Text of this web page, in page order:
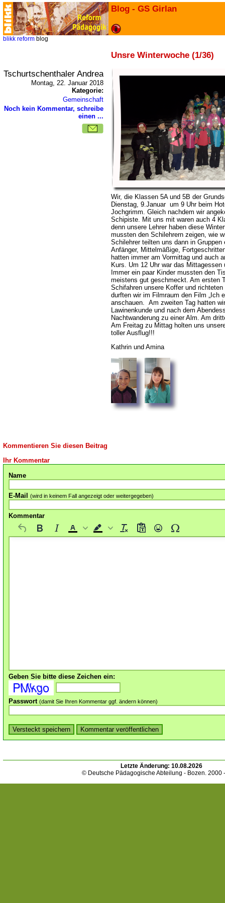
Blog - GS Girlan
blikk reform blog
Unsre Winterwoche (1/36)
Tschurtschenthaler Andrea
Montag, 22. Januar 2018
Kategorie:
Gemeinschaft
Noch kein Kommentar, schreibe
einen ...
Wir, die Klassen 5A und 5B der
Dienstag, 9.Januar um 9 Uhr beim
Jochgrimm. Gleich nachdem wir
Schipiste. Mit uns mit waren auch 4
denn unsere Lehrer haben diese
mussten den Schilehrern zeigen, wie
Schilehrer teilten uns dann in
Anfänger, Mittelmäßige,
hatten immer am Vormittag und auch
Kurs. Um 12 Uhr war das
Immer ein paar Kinder mussten den
meistens gut geschmeckt. Am ersten
Schifahren unsere Koffer und
durften wir im Filmraum den Film „Ich
anschauen. Am zweiten Tag hatten
Lawinenkunde und nach dem
Nachtwanderung zu einer Alm. Am
Am Freitag zu Mittag holten uns
toller Ausflug!!!
Kathrin und Amina
Kommentieren Sie diesen Beitrag
Ihr Kommentar
Name
E-Mail (wird in keinem Fall angezeigt oder weitergegeben)
Kommentar
Geben Sie bitte diese Zeichen ein:
Passwort (damit Sie Ihren Kommentar ggf. ändern können)
Letzte Änderung: 10.08.2026
© Deutsche Pädagogische Abteilung - Bozen. 2000